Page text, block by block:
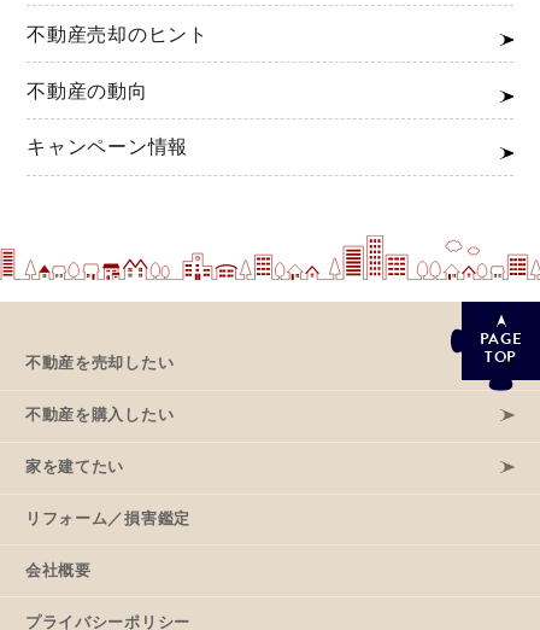
不動産売却のヒント
不動産の動向
キャンペーン情報
PAGE
TOP
不動産を売却したい
不動産を購入したい
家を建てたい
リフォーム／損害鑑定
会社概要
プライバシーポリシー